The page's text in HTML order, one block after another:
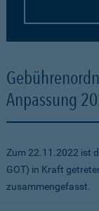
Anpassung
Zum 22.11.2022 ist
GOT) in Kraft
zusammengefasst.